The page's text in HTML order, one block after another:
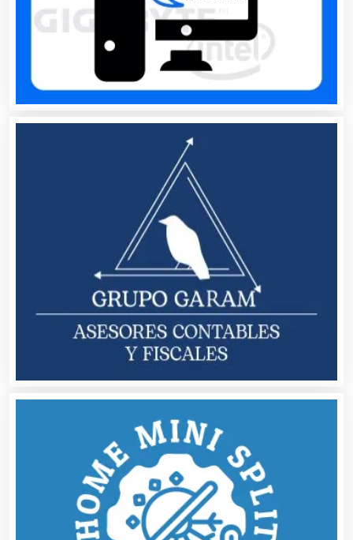
Artículos Personales
Artículos Publicitarios
Asesores Técnicos
Asesoría Fiscal
Asilos
Asociaciones Civiles
Audio, Sonido e Iluminación
Audios para Eventos